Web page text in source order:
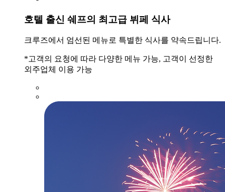
호텔 출신 쉐프의 최고급 뷔페 식사
크루즈에서 엄선된 메뉴로 특별한 식사를 약속드립니다.
*고객의 요청에 따라 다양한 메뉴 가능, 고객이 선정한
외주업체 이용 가능